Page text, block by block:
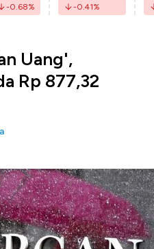
-0.68% -0.41%
Uang',
Rp 877,32